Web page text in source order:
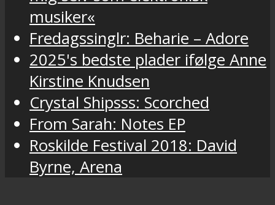
musiker«
Fredagssinglr: Beharie – Adore
2025's bedste plader ifølge Anne
Kirstine Knudsen
Crystal Shipsss: Scorched
From Sarah: Notes EP
Roskilde Festival 2018: David
Byrne, Arena